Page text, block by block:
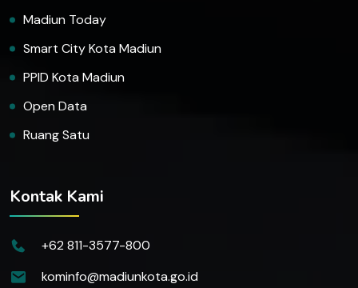
Madiun Today
Smart City Kota Madiun
PPID Kota Madiun
Open Data
Ruang Satu
Kontak Kami
+62 811-3577-800
kominfo@madiunkota.go.id